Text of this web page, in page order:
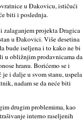
u Đakovicu, ističući
biti i poslednja.
zalaganjem projekta Dragica
u Đakovici. Više desetina
bude iselјena i to kako ne bi
u obližnjim prodavnicama da
hranu. Borićemo se i
i dalјe u svom stanu, uspela
nadam se da neće biti
drugim problemima, kao
interno raselјenih